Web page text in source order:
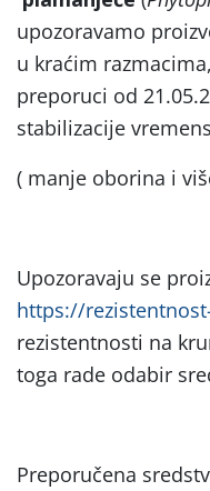
upozoravamo
u kraćim
preporuci od
stabilizacije
( manje oborina i
Upozoravaju se
https://
rezistentnosti na
toga rade odabir
Preporučena